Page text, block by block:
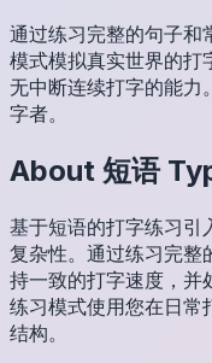
通过练习完整的句子和
模式模拟真实世界的打
无中断连续打字的能力
字者。
About 短语
基于短语的打字练习引
复杂性。通过练习完整
持一致的打字速度，并
练习模式使用您在日常
结构。